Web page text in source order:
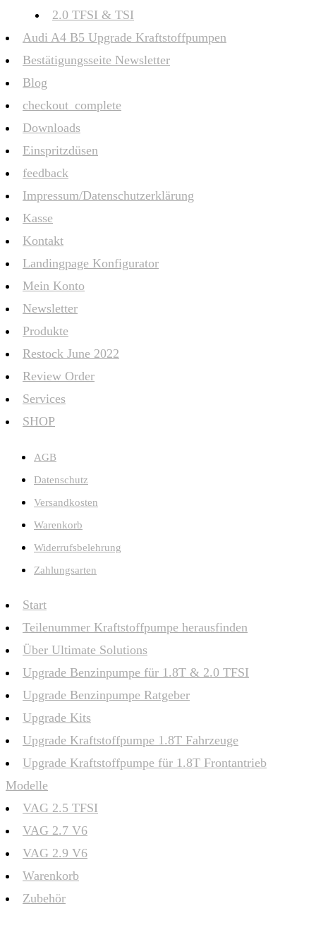
2.0 TFSI & TSI
Audi A4 B5 Upgrade Kraftstoffpumpen
Bestätigungsseite Newsletter
Blog
checkout_complete
Downloads
Einspritzdüsen
feedback
Impressum/Datenschutzerklärung
Kasse
Kontakt
Landingpage Konfigurator
Mein Konto
Newsletter
Produkte
Restock June 2022
Review Order
Services
SHOP
AGB
Datenschutz
Versandkosten
Warenkorb
Widerrufsbelehrung
Zahlungsarten
Start
Teilenummer Kraftstoffpumpe herausfinden
Über Ultimate Solutions
Upgrade Benzinpumpe für 1.8T & 2.0 TFSI
Upgrade Benzinpumpe Ratgeber
Upgrade Kits
Upgrade Kraftstoffpumpe 1.8T Fahrzeuge
Upgrade Kraftstoffpumpe für 1.8T Frontantrieb
Modelle
VAG 2.5 TFSI
VAG 2.7 V6
VAG 2.9 V6
Warenkorb
Zubehör